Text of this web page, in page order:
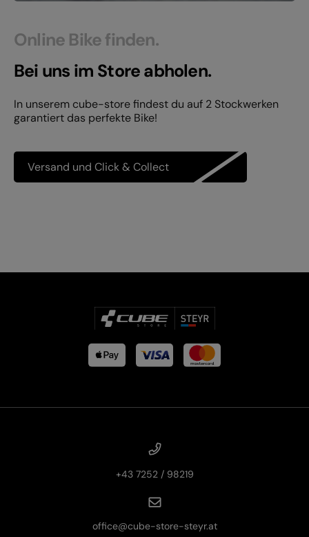
Online Bike finden.
Bei uns im Store abholen.
In unserem cube-store findest du auf 2 Stockwerken
garantiert das perfekte Bike!
Versand und Click & Collect
+43 7252 / 98219
office@cube-store-steyr.at